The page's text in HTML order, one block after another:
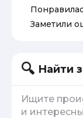
Заметили
Найти
Ищите
и